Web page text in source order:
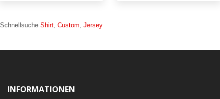
Schnellsuche Shirt Custom Jersey
INFORMATIONEN